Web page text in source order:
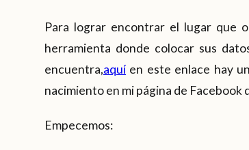
Para lograr encontrar el lugar que
herramienta donde colocar sus
encuentra,aquíen este enlace hay
nacimiento en mi página de
Empecemos: